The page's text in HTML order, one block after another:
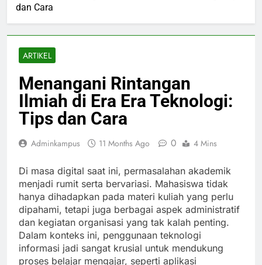
dan Cara
ARTIKEL
Menangani Rintangan
Ilmiah di Era Era Teknologi:
Tips dan Cara
Adminkampus 11 Months Ago 0 4 Mins
Di masa digital saat ini, permasalahan akademik
menjadi rumit serta bervariasi. Mahasiswa tidak
hanya dihadapkan pada materi kuliah yang perlu
dipahami, tetapi juga berbagai aspek administratif
dan kegiatan organisasi yang tak kalah penting.
Dalam konteks ini, penggunaan teknologi
informasi jadi sangat krusial untuk mendukung
proses belajar mengajar, seperti aplikasi